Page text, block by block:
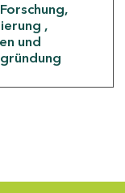
Forschung,
und